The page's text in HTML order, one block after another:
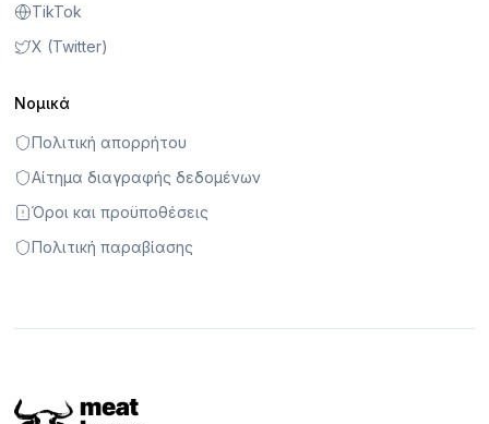
TikTok
X (Twitter)
Νομικά
Πολιτική απορρήτου
Αίτημα διαγραφής δεδομένων
Όροι και προϋποθέσεις
Πολιτική παραβίασης